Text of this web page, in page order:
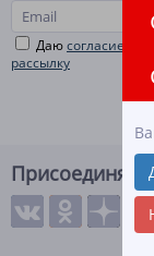
Даюсогласие на
рассылку